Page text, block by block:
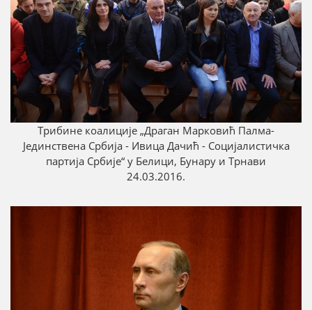
Трибинe коалиције „Драган Марковић Палмa-
Јединствена Србија - Ивица Дачић - Социјалистичка
партија Србије“ у Белици, Бунару и Трнави
24.03.2016.